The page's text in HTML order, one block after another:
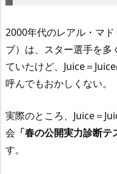
2000年代のレアル・マ
ブ）は、スター選手を多
ていたけど、Juice＝
呼んでもおかしくない。
実際のところ、Juice＝
会 「春の公開実力診断テ
す。